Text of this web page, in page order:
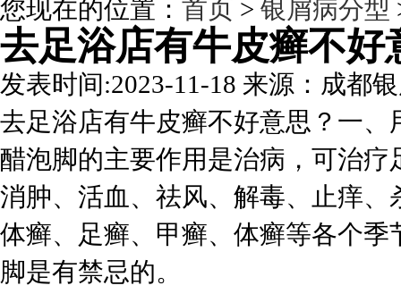
您现在的位置： 首页 > 银屑病分型
去足浴店有牛皮癣不好
发表时间:2023-11-18 来源：成都
去足浴店有牛皮癣不好意思？一
醋泡脚的主要作用是治病，可治
消肿、活血、祛风、解毒、止痒
体癣、足癣、甲癣、体癣等各个
脚是有禁忌的。